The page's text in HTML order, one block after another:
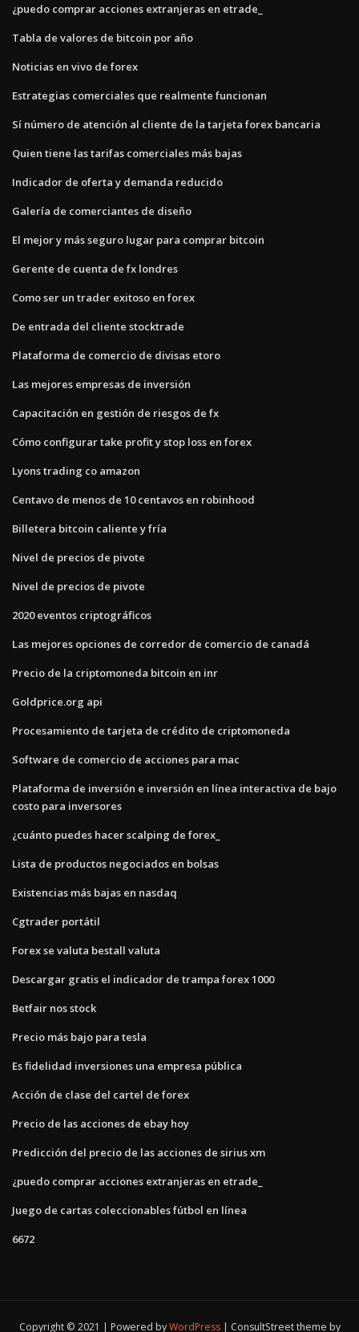
¿puedo comprar acciones extranjeras en etrade_
Tabla de valores de bitcoin por año
Noticias en vivo de forex
Estrategias comerciales que realmente funcionan
Sí número de atención al cliente de la tarjeta forex bancaria
Quien tiene las tarifas comerciales más bajas
Indicador de oferta y demanda reducido
Galería de comerciantes de diseño
El mejor y más seguro lugar para comprar bitcoin
Gerente de cuenta de fx londres
Como ser un trader exitoso en forex
De entrada del cliente stocktrade
Plataforma de comercio de divisas etoro
Las mejores empresas de inversión
Capacitación en gestión de riesgos de fx
Cómo configurar take profit y stop loss en forex
Lyons trading co amazon
Centavo de menos de 10 centavos en robinhood
Billetera bitcoin caliente y fría
Nivel de precios de pivote
Nivel de precios de pivote
2020 eventos criptográficos
Las mejores opciones de corredor de comercio de canadá
Precio de la criptomoneda bitcoin en inr
Goldprice.org api
Procesamiento de tarjeta de crédito de criptomoneda
Software de comercio de acciones para mac
Plataforma de inversión e inversión en línea interactiva de bajo
costo para inversores
¿cuánto puedes hacer scalping de forex_
Lista de productos negociados en bolsas
Existencias más bajas en nasdaq
Cgtrader portátil
Forex se valuta bestall valuta
Descargar gratis el indicador de trampa forex 1000
Betfair nos stock
Precio más bajo para tesla
Es fidelidad inversiones una empresa pública
Acción de clase del cartel de forex
Precio de las acciones de ebay hoy
Predicción del precio de las acciones de sirius xm
¿puedo comprar acciones extranjeras en etrade_
Juego de cartas coleccionables fútbol en línea
6672
Copyright © 2021 | Powered byWordPress ConsultStreet theme by